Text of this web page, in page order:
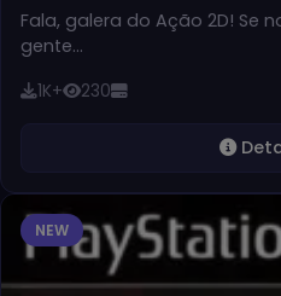
Fala, galera do Ação 2D! Se
gente…
1K+ 230
NEW